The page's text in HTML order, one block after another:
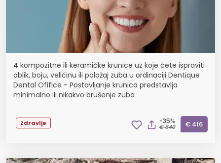
4 kompozitne ili keramičke krunice uz koje ćete ispraviti
oblik, boju, veličinu ili položaj zuba u ordinaciji Dentique
Dental Ofifice - Postavljanje krunica predstavlja
minimalno ili nikakvo brušenje zuba
Zdravlje -35%
€ 640 € 416